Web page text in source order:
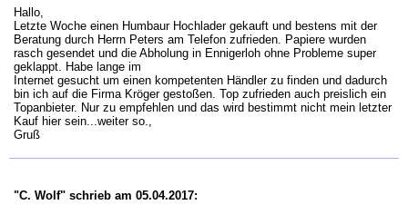
Hallo,
Letzte Woche einen Humbaur Hochlader gekauft und bestens mit der
Beratung durch Herrn Peters am Telefon zufrieden. Papiere wurden
rasch gesendet und die Abholung in Ennigerloh ohne Probleme super
geklappt. Habe lange im
Internet gesucht um einen kompetenten Händler zu finden und dadurch
bin ich auf die Firma Kröger gestoßen. Top zufrieden auch preislich ein
Topanbieter. Nur zu empfehlen und das wird bestimmt nicht mein letzter
Kauf hier sein...weiter so.,
Gruß
"C. Wolf" schrieb am 05.04.2017: